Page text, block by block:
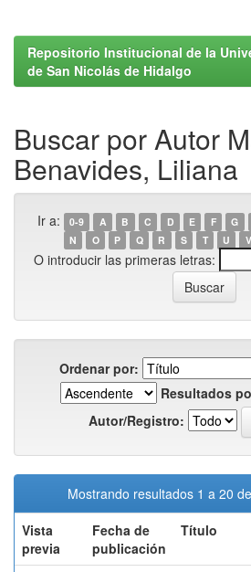
Repositorio Institucional de la
de San Nicolás de Hidalgo
Buscar por Autor
Benavides, Liliana
Ir a: 0-9 A B C D E F G
N
O P Q R S T U V
O introducir las primeras letras:
Ordenar por:
Resultados
Autor/Registro:
Mostrando resultados 1 a 20
Vista
previa
Fecha de
publicación
Título